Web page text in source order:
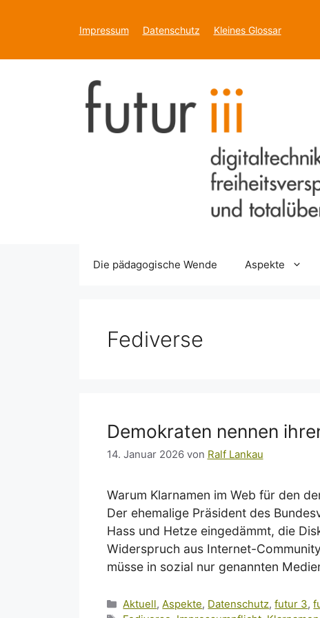
Impressum Datenschutz Kleines Glossar
Die pädagogische Wende Aspekte
Fediverse
Demokraten nennen
14. Januar 2026 von Ralf Lankau
Warum Klarnamen im Web für den
Der ehemalige Präsident des
Hass und Hetze eingedämmt, die
Widerspruch aus Internet-
müsse in sozial nur genannten
Kategorien
Aktuell,Aspekte, Datenschutz,futur 3,